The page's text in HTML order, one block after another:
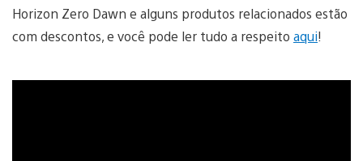
Horizon Zero Dawn e alguns produtos relacionados estão
com descontos, e você pode ler tudo a respeito aqui!